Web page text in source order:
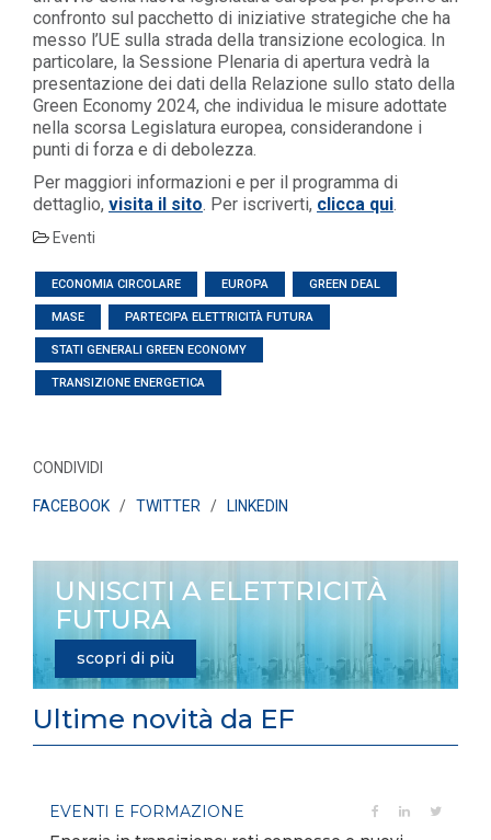
confronto sul pacchetto di iniziative strategiche che ha
messo l’UE sulla strada della transizione ecologica. I n
particolare, la Sessione Plenaria di apertura vedrà la
presentazione dei dati della Relazione sullo stato della
Green Economy 2024, che individua le misure adottate
nella scorsa Legislatura europea, considerandone i
punti di forza e di debolezza.
Per maggiori informazioni e per il programma di
dettaglio, visita il sito. Per iscriverti, clicca qui.
Eventi
ECONOMIA CIRCOLARE EUROPA GREEN DEAL
MASE PARTECIPA ELETTRICITÀ FUTURA
STATI GENERALI GREEN ECONOMY
TRANSIZIONE ENERGETICA
CONDIVIDI
FACEBOOK/ TWITTER / LINKEDIN
UNISCITI A ELETTRICITÀ
FUTURA
scopri di più
Ultime novità da EF
EVENTI E FORMAZIONE